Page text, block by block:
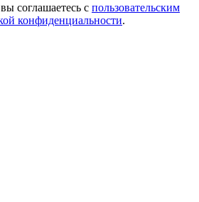
соглашаетесь с пользовательским
конфиденциальности.